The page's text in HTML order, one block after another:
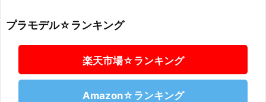
プラモデル☆ランキング
楽天市場☆ランキング
Amazon☆ランキング